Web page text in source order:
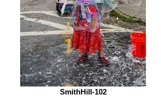
SmithHill-102